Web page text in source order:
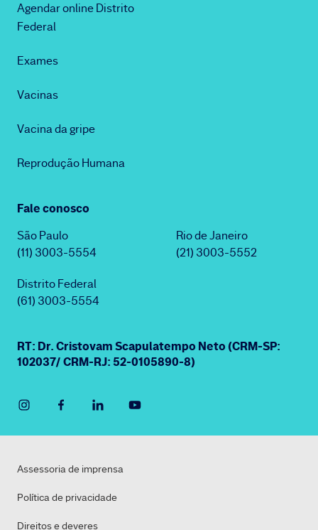
Agendar online Distrito
Federal
Exames
Vacinas
Vacina da gripe
Reprodução Humana
Fale conosco
São Paulo
(11) 3003-5554
Rio de Janeiro
(21) 3003-5552
Distrito Federal
(61) 3003-5554
RT: Dr. Cristovam Scapulatempo Neto (CRM-SP:
102037/ CRM-RJ: 52-0105890-8)
Assessoria de imprensa
Política de privacidade
Direitos e deveres